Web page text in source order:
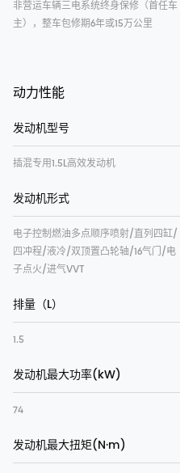
非营运车辆三电系统终身保修（首任车
主），整车包修期6年或15万公里
动力性能
发动机型号
插混专用1.5L高效发动机
发动机形式
电子控制燃油多点顺序喷射/直列四缸/
四冲程/液冷/双顶置凸轮轴/16气门/电
子点火/进气VVT
排量（L）
1.5
发动机最大功率(kW)
74
发动机最大扭矩(N·m)